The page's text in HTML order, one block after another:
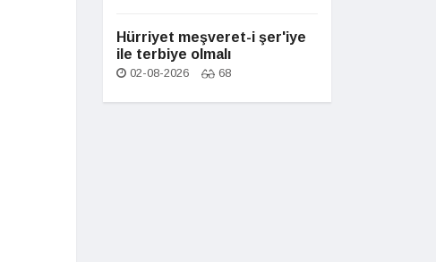
Hürriyet meşveret-i şer'iye
ile terbiye olmalı
02-08-2026 68